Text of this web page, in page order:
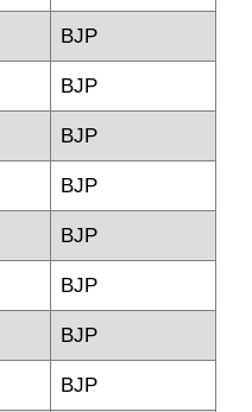
BJP
BJP
BJP
BJP
BJP
BJP
BJP
BJP